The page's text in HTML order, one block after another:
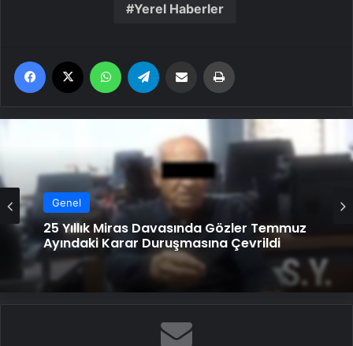
Yerel Haberler
Facebook WhatsApp Email'den paylaş
Genel
25 Yıllık Miras Davasında Gözler Temmuz
Ayındaki Karar Duruşmasına Çevrildi
Genel
Serjoy : Dijital Medya Ajansı, Google